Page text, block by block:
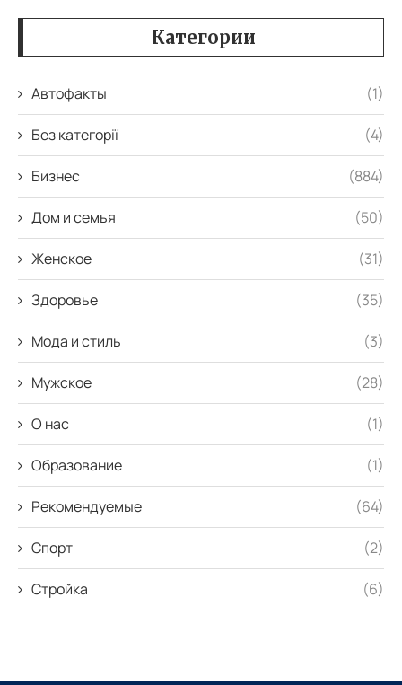
Категории
Автофакты (1)
Без категорії (4)
Бизнес (884)
Дом и семья (50)
Женское (31)
Здоровье (35)
Мода и стиль (3)
Мужское (28)
О нас (1)
Образование (1)
Рекомендуемые (64)
Спорт (2)
Стройка (6)